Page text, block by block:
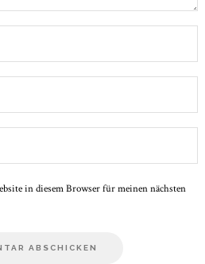
in diesem Browser für meinen nächsten